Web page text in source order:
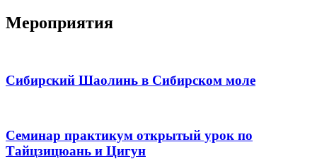
Мероприятия
Сибирский Шаолинь в Сибирском моле
Семинар практикум открытый урок по
Тайцзицюань и Цигун